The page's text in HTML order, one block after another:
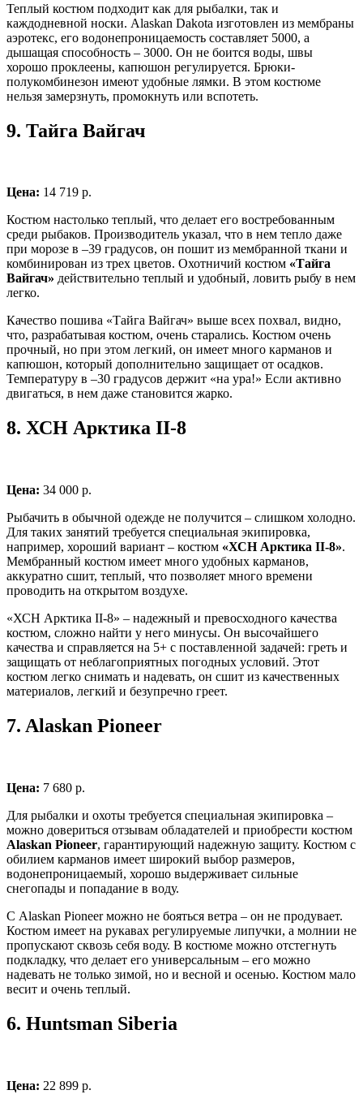
Теплый костюм подходит как для рыбалки, так и
каждодневной носки. Alaskan Dakota изготовлен из мембраны
аэротекс, его водонепроницаемость составляет 5000, а
дышащая способность – 3000. Он не боится воды, швы
хорошо проклеены, капюшон регулируется. Брюки-
полукомбинезон имеют удобные лямки. В этом костюме
нельзя замерзнуть, промокнуть или вспотеть.
9. Тайга Вайгач
Цена: 14 719 р.
Костюм настолько теплый, что делает его востребованным
среди рыбаков. Производитель указал, что в нем тепло даже
при морозе в –39 градусов, он пошит из мембранной ткани и
комбинирован из трех цветов. Охотничий костюм «Тайга
Вайгач» действительно теплый и удобный, ловить рыбу в нем
легко.
Качество пошива «Тайга Вайгач» выше всех похвал, видно,
что, разрабатывая костюм, очень старались. Костюм очень
прочный, но при этом легкий, он имеет много карманов и
капюшон, который дополнительно защищает от осадков.
Температуру в –30 градусов держит «на ура!» Если активно
двигаться, в нем даже становится жарко.
8. ХСН Арктика II-8
Цена: 34 000 р.
Рыбачить в обычной одежде не получится – слишком холодно.
Для таких занятий требуется специальная экипировка,
например, хороший вариант – костюм «ХСН Арктика II-8».
Мембранный костюм имеет много удобных карманов,
аккуратно сшит, теплый, что позволяет много времени
проводить на открытом воздухе.
«ХСН Арктика II-8» – надежный и превосходного качества
костюм, сложно найти у него минусы. Он высочайшего
качества и справляется на 5+ с поставленной задачей: греть и
защищать от неблагоприятных погодных условий. Этот
костюм легко снимать и надевать, он сшит из качественных
материалов, легкий и безупречно греет.
7. Alaskan Pioneer
Цена: 7 680 р.
Для рыбалки и охоты требуется специальная экипировка –
можно довериться отзывам обладателей и приобрести костюм
Alaskan Pioneer, гарантирующий надежную защиту. Костюм с
обилием карманов имеет широкий выбор размеров,
водонепроницаемый, хорошо выдерживает сильные
снегопады и попадание в воду.
С Alaskan Pioneer можно не бояться ветра – он не продувает.
Костюм имеет на рукавах регулируемые липучки, а молнии не
пропускают сквозь себя воду. В костюме можно отстегнуть
подкладку, что делает его универсальным – его можно
надевать не только зимой, но и весной и осенью. Костюм мало
весит и очень теплый.
6. Huntsman Siberia
Цена: 22 899 р.